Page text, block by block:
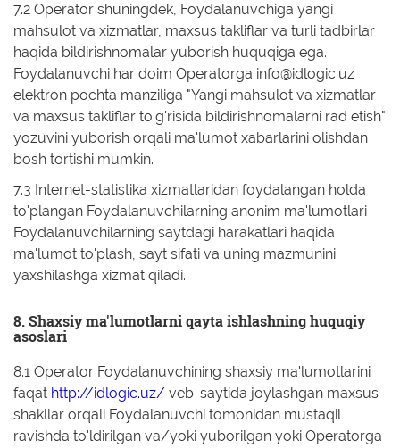
7.2 Operator shuningdek, Foydalanuvchiga yangi
mahsulot va xizmatlar, maxsus takliflar va turli tadbirlar
haqida bildirishnomalar yuborish huquqiga ega.
Foydalanuvchi har doim Operatorga info@idlogic.uz
elektron pochta manziliga "Yangi mahsulot va xizmatlar
va maxsus takliflar to'g'risida bildirishnomalarni rad etish"
yozuvini yuborish orqali ma'lumot xabarlarini olishdan
bosh tortishi mumkin.
7.3 Internet-statistika xizmatlaridan foydalangan holda
to'plangan Foydalanuvchilarning anonim ma'lumotlari
Foydalanuvchilarning saytdagi harakatlari haqida
ma'lumot to'plash, sayt sifati va uning mazmunini
yaxshilashga xizmat qiladi.
8. Shaxsiy ma'lumotlarni qayta ishlashning huquqiy
asoslari
8.1 Operator Foydalanuvchining shaxsiy ma'lumotlarini
faqat http://idlogic.uz/ veb-saytida joylashgan maxsus
shakllar orqali Foydalanuvchi tomonidan mustaqil
ravishda to'ldirilgan va/yoki yuborilgan yoki Operatorga